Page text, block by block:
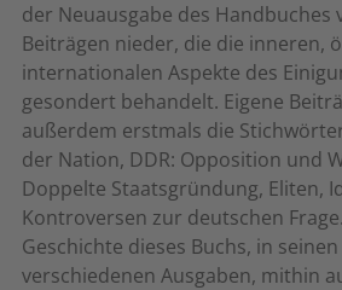
der Neuausgabe des Handbuches
Beiträgen nieder, die die inneren,
internationalen Aspekte des
gesondert behandelt. Eigene
außerdem erstmals die
der Nation, DDR: Opposition und
Doppelte Staatsgründung, Eliten,
Kontroversen zur deutschen
Geschichte dieses Buchs, in
verschiedenen Ausgaben, mithin